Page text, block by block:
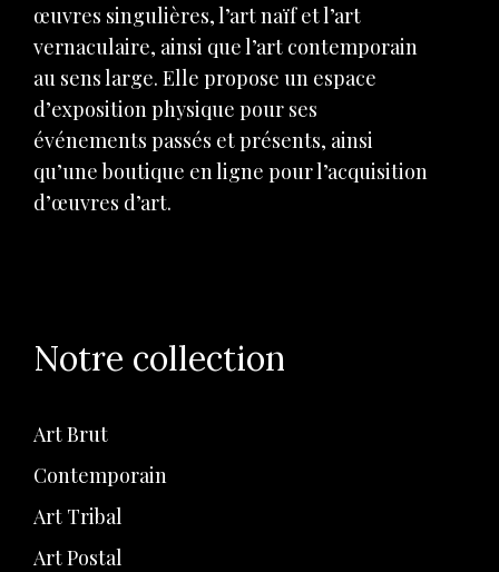
œuvres singulières, l’art naïf et l’art
vernaculaire, ainsi que l’art contemporain
au sens large. Elle propose un espace
d’exposition physique pour ses
événements passés et présents, ainsi
qu’une boutique en ligne pour l’acquisition
d’œuvres d’art.
Notre collection
Art Brut
Contemporain
Art Tribal
Art Postal